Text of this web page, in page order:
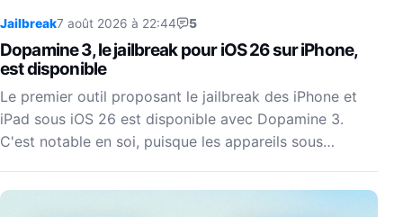
Jailbreak7 août 2026 à 22:44 5
Dopamine 3, le jailbreak pour iOS 26 sur iPhone,
est disponible
Le premier outil proposant le jailbreak des iPhone et
iPad sous iOS 26 est disponible avec Dopamine 3.
C'est notable en soi, puisque les appareils sous…